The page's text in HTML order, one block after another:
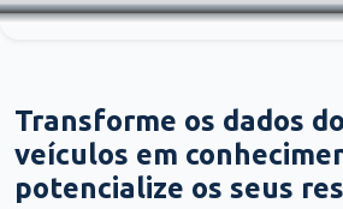
Transforme os dados
veículos em
potencialize os seus